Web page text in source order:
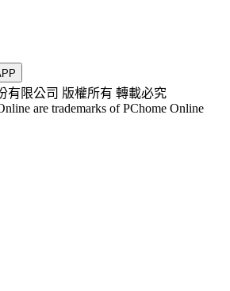
有限公司 版權所有 轉載必究
are trademarks of PChome Online